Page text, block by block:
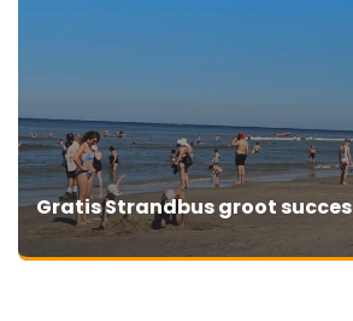
Gratis Strandbus groot succes